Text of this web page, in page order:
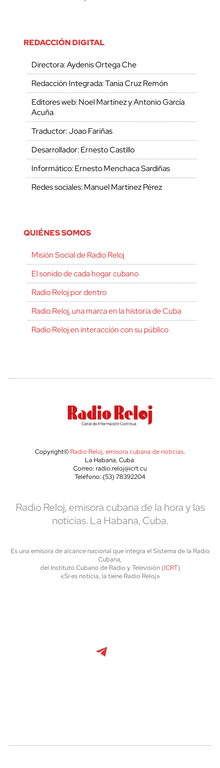
REDACCIÓN DIGITAL
Directora: Aydenis Ortega Che
Redacción Integrada: Tania Cruz Remón
Editores web: Noel Martínez y Antonio García
Acuña
Traductor: Joao Fariñas
Desarrollador: Ernesto Castillo
Informático: Ernesto Menchaca Sardiñas
Redes sociales: Manuel Martínez Pérez
QUIÉNES SOMOS
Misión Social de Radio Reloj
El sonido de cada hogar cubano
Radio Reloj por dentro
Radio Reloj, una marca en la historia de Cuba
Radio Reloj en interacción con su público
Copyright© Radio Reloj, emisora cubana de noticias.
La Habana, Cuba.
Correo: radio.reloj@icrt.cu
Teléfono: (53) 78392204
Radio Reloj, emisora cubana de la hora y las
noticias. La Habana, Cuba.
Es una emisora de alcance nacional que integra el Sistema de la Radio
Cubana,
del Instituto Cubano de Radio y Televisión (ICRT)
«Si es noticia, la tiene Radio Reloj»